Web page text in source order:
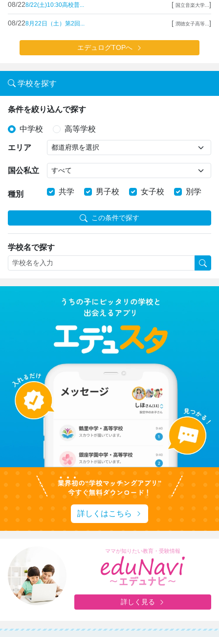
08/228/22(土)10:30高校普... [ 国立音楽大学... ]
08/228月22日（土）第2回... [ 潤徳女子高等... ]
エデュログTOPへ
学校を探す
条件を絞り込んで探す
中学校 高等学校
エリア
国公私立
種別 共学 男子校 女子校 別学
この条件で探す
学校名で探す
詳しくはこちら
ママが知りたい教育・受験情報
詳しく見る